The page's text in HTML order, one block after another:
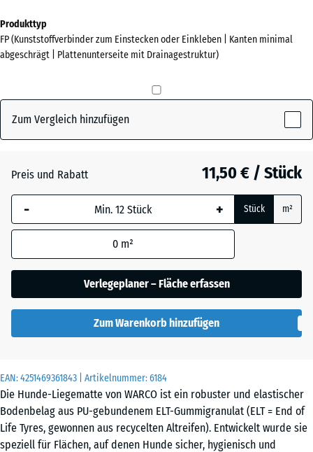
EAN:4251469361843 | Artikelnummer:6184
Die Hunde-Liegematte von WARCO ist ein robuster und elastischer
Bodenbelag aus PU-gebundenem ELT-Gummigranulat (ELT = End of
Life Tyres, gewonnen aus recycelten Altreifen). Entwickelt wurde sie
speziell für Flächen, auf denen Hunde sicher, hygienisch und
Farben?
Farbpalette
Lindgrün(active)
Abmessungen
für
den
x
500
Die gewählte, blau
umrandete
Abmessung wird
Produktdaten nicht
anders angegeben)
für die
Bedarfsberechnung
x
50
x 3
cm
Produkttyp
FP (Kunststoffverbinder zum Einstecken oder Einkleben | Kanten minimal
abgeschrägt | Plattenunterseite mit Drainagestruktur)
Zum Vergleich hinzufügen
Preis und Rabatt 11,50 € / Stück
- + Stück m²
0 m²
Verlegeplaner – Fläche erfassen
Zum Warenkorb hinzufügen